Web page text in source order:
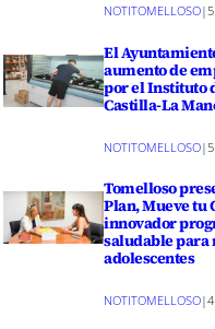
NOTITOMELLOSO|
El
aumento de
por el Instituto
Castilla-La
NOTITOMELLOSO|
Tomelloso
Plan, Mueve tu
innovador
saludable para
adolescentes
NOTITOMELLOSO|